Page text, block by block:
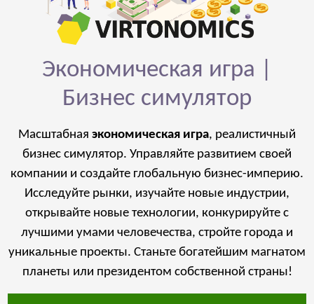
Экономическая игра |
Бизнес симулятор
Масштабная экономическая игра, реалистичный
бизнес симулятор. Управляйте развитием своей
компании и создайте глобальную бизнес-империю.
Исследуйте рынки, изучайте новые индустрии,
открывайте новые технологии, конкурируйте с
лучшими умами человечества, стройте города и
уникальные проекты. Станьте богатейшим магнатом
планеты или президентом собственной страны!